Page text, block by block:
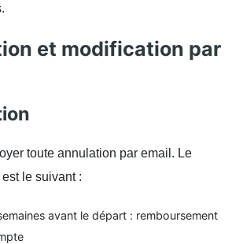
et modification par
toute annulation par email. Le
le suivant :
avant le départ : remboursement